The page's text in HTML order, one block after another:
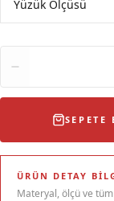
SEPETE
ÜRÜN DETAY
Materyal, ölçü ve